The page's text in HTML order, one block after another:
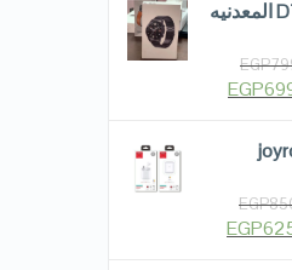
ساعه DT92 PRO المعدنيه
EGP
EGP
EGP
EGP